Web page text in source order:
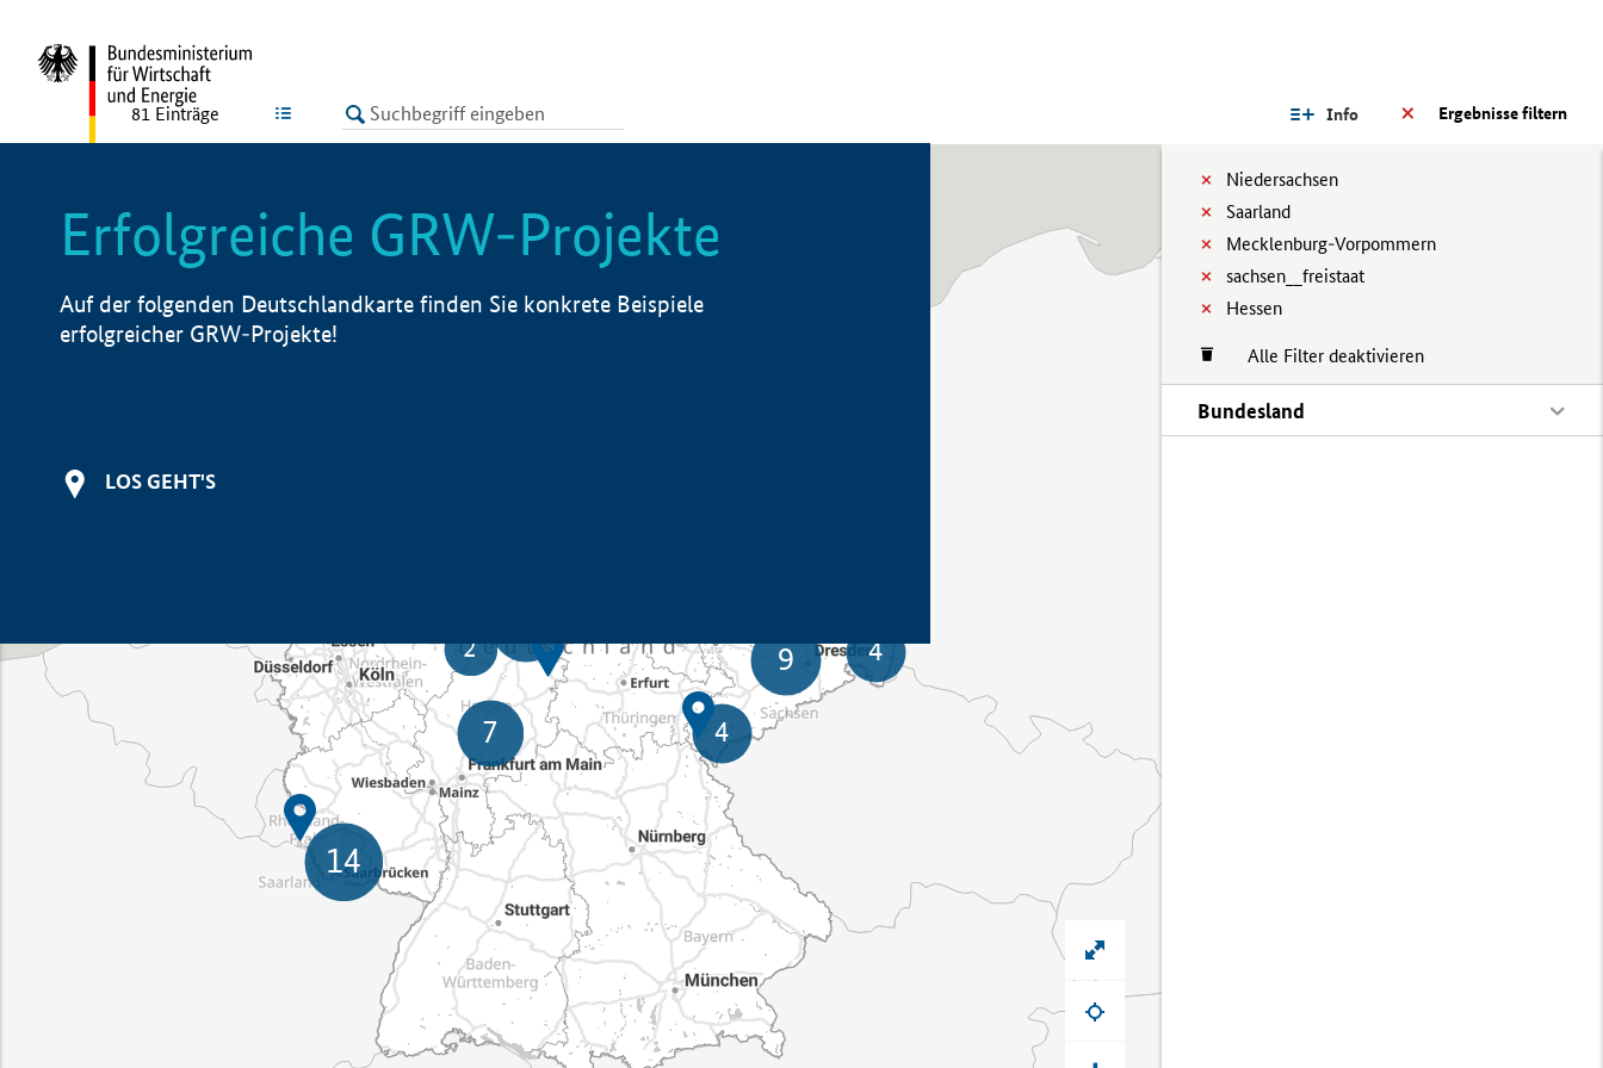
LISTE Ergebnisse filtern
Info
Niedersachsen
Saarland
Mecklenburg-Vorpommern
sachsen__freistaat
Hessen
Alle Filter deaktivieren
Bundesland
81 Einträge
Erfolgreiche GRW-Projekte
Auf der folgenden Deutschlandkarte finden Sie konkrete Beispiele
erfolgreicher GRW-Projekte!
LOS GEHT'S